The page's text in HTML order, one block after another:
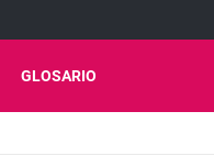
GLOSARIO